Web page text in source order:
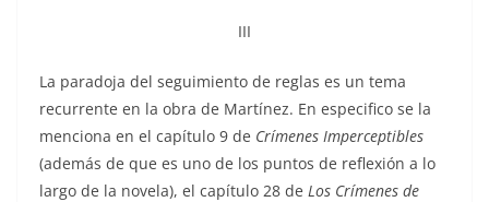
III
La paradoja del seguimiento de reglas es un tema
recurrente en la obra de Martínez. En especifico se la
menciona en el capítulo 9 de Crímenes Imperceptibles
(además de que es uno de los puntos de reflexión a lo
largo de la novela), el capítulo 28 de Los Crímenes de